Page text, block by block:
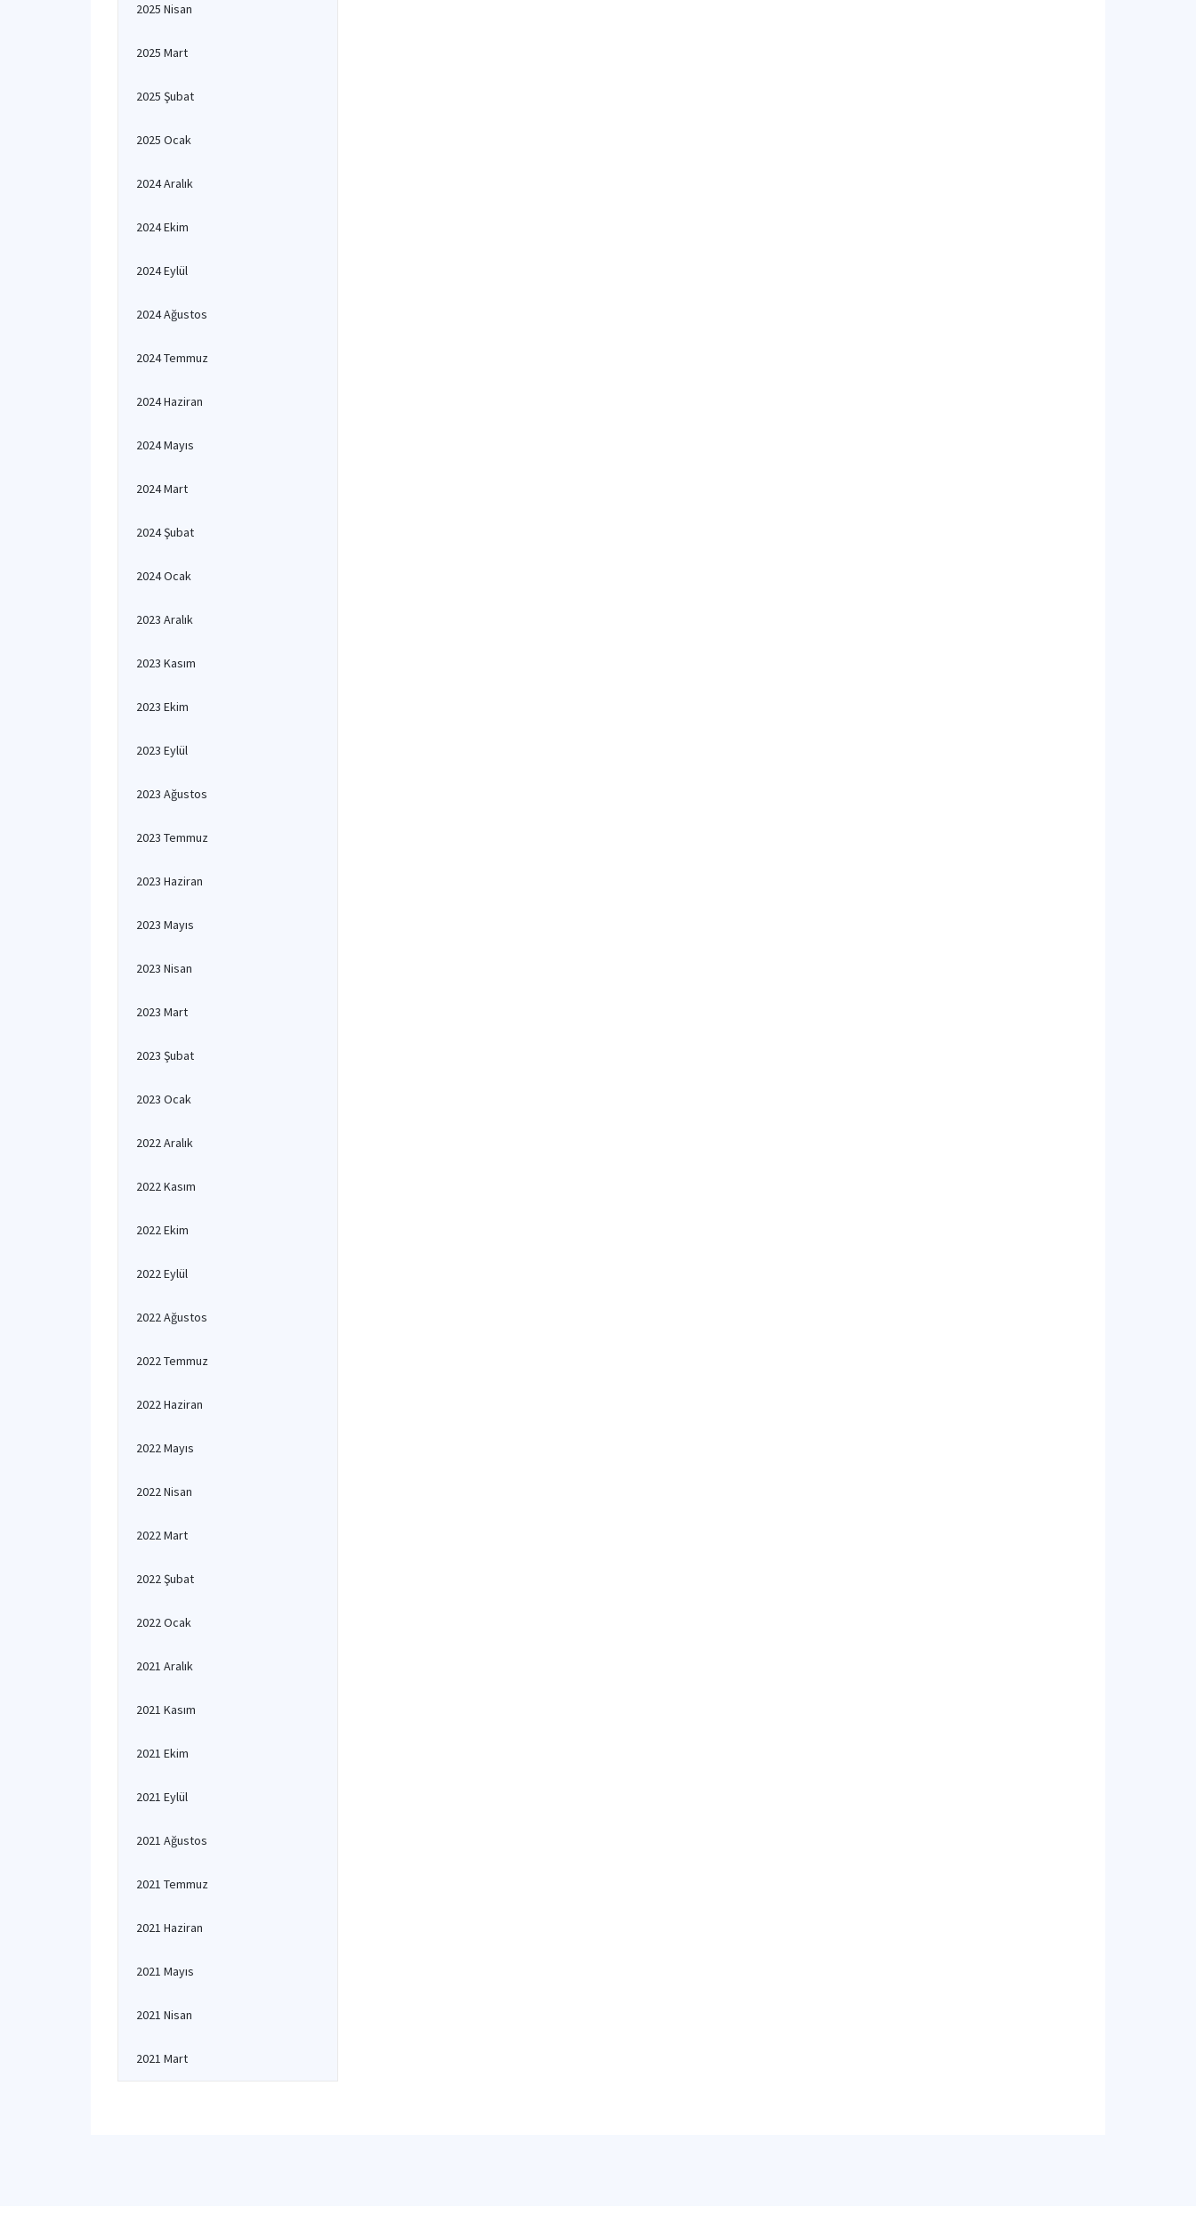
2025 Nisan
2025 Mart
2025 Şubat
2025 Ocak
2024 Aralık
2024 Ekim
2024 Eylül
2024 Ağustos
2024 Temmuz
2024 Haziran
2024 Mayıs
2024 Mart
2024 Şubat
2024 Ocak
2023 Aralık
2023 Kasım
2023 Ekim
2023 Eylül
2023 Ağustos
2023 Temmuz
2023 Haziran
2023 Mayıs
2023 Nisan
2023 Mart
2023 Şubat
2023 Ocak
2022 Aralık
2022 Kasım
2022 Ekim
2022 Eylül
2022 Ağustos
2022 Temmuz
2022 Haziran
2022 Mayıs
2022 Nisan
2022 Mart
2022 Şubat
2022 Ocak
2021 Aralık
2021 Kasım
2021 Ekim
2021 Eylül
2021 Ağustos
2021 Temmuz
2021 Haziran
2021 Mayıs
2021 Nisan
2021 Mart